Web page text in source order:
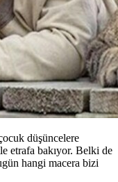
düşüncelere
etrafa bakıyor. Belki de
hangi macera bizi